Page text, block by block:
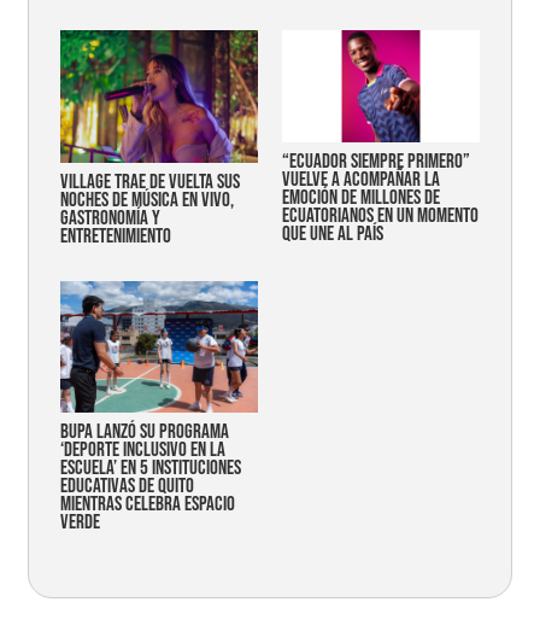
Village trae de vuelta sus
noches de música en vivo,
gastronomía y
entretenimiento
“Ecuador siempre primero”
vuelve a acompañar la
emoción de millones de
ecuatorianos en un momento
que une al país
Bupa lanzó su programa
‘Deporte Inclusivo en la
Escuela’ en 5 instituciones
educativas de Quito
mientras celebra espacio
verde